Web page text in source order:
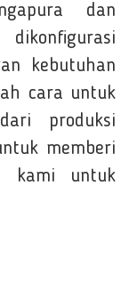
dan
kebutuhan
cara untuk
produksi
memberi
kami untuk